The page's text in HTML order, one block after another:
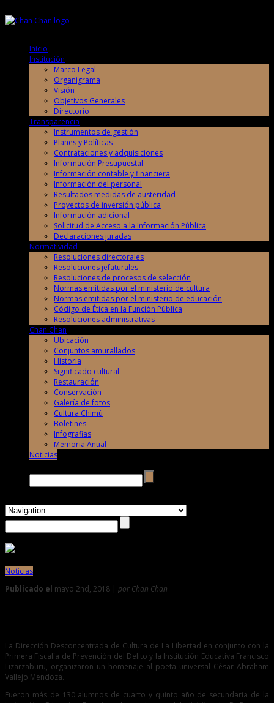
Inicio
Institución
Marco Legal
Organigrama
Visión
Objetivos Generales
Directorio
Transparencia
Instrumentos de gestión
Planes y Políticas
Contrataciones y adquisiciones
Información Presupuestal
Información contable y financiera
Información del personal
Resultados medidas de austeridad
Proyectos de inversión pública
Información adicional
Solicitud de Acceso a la Información Pública
Declaraciones juradas
Normatividad
Resoluciones directorales
Resoluciones jefaturales
Resoluciones de procesos de selección
Normas emitidas por el ministerio de cultura
Normas emitidas por el ministerio de educación
Código de Ética en la Función Pública
Resoluciones administrativas
Chan Chan
Ubicación
Conjuntos amurallados
Historia
Significado cultural
Restauración
Conservación
Galería de fotos
Cultura Chimú
Boletines
Infografias
Memoria Anual
Noticias
Noticias
Publicado el mayo 2nd, 2018 | por Chan Chan
La Dirección Desconcentrada de Cultura de La Libertad en conjunto con la
Primera Fiscalía de Prevención del Delito y la Institución Educativa Francisco
Lizarzaburu, organizaron un homenaje al poeta universal César Abraham
Vallejo Mendoza.
Fueron más de 130 alumnos de cuarto y quinto año de secundaria de la